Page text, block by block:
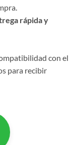
rápida y
con el
para recibir